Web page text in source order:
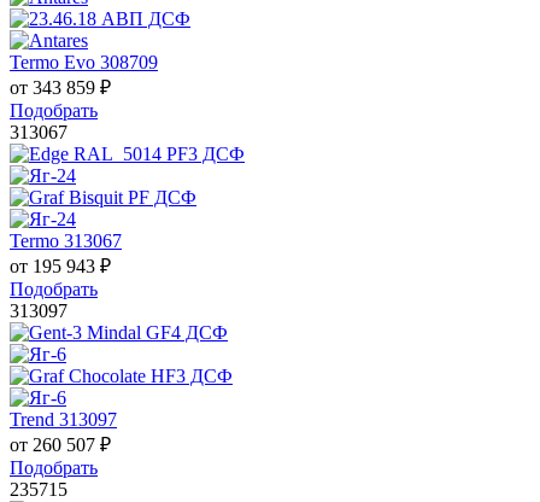
Termo Evo 308709
от 343 859 ₽
Подобрать
313067
Termo 313067
от 195 943 ₽
Подобрать
313097
Trend 313097
от 260 507 ₽
Подобрать
235715